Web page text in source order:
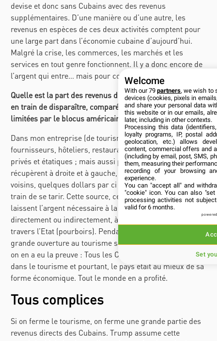
devise et donc sans Cubains avec des revenus
supplémentaires. D’une manière ou d’une autre, les
revenus en espèces de ces deux activités comptent pour
une large part dans l’économie cubaine d’aujourd’hui.
Malgré la crise, les commerces, les marchés et les
services en tout genre fonctionnent. Il y a donc encore de
l’argent qui entre… mais pour combien de temps ?
Quelle est la part des revenus directs du tourisme qui est
en train de disparaître, comparée à celle desremesas
limitées par le blocus américain ?
Dans mon entreprise (de tourisme) ou celles de mes
fournisseurs, hôteliers, restaurateurs et transporteurs,
privés et étatiques ; mais aussi pour tous ses Cubains qui
récupèrent à droite et à gauche, de leur famille, de leurs
voisins, quelques dollars par ci par là, la source est en
train de se tarir. Cette source, ce sont les visiteurs. Ils
laissent l’argent nécessaire à la vie des cubains,
directement ou indirectement, à travers les privés et à
travers l’Etat (pourboirs). Pendant les deux années de
grande ouverture au tourisme sous la présidence Obama,
on en a eu la preuve : Tous les Cubains ne travaillent pas
dans le tourisme et pourtant, le pays était au mieux de sa
forme économique. Tout le monde en a profité.
Tous complices
Si on ferme le tourisme, on ferme une grande partie des
revenus directs des Cubains. Trump assume cette
Welcome
With our 79partners, we wish to
devices (cookies, pixels in
and share your personal data
this website or in our emails,
later, including in other contexts.
Processing this data
loyalty programs, IP, postal
geolocation, etc.) allows
content, commercial offers and
(including by email, post, SMS,
them, measuring their
recording of your browsing
experience.
You can "accept all" and
"cookie" icon. You can also
processing activities not
valid for 6 months.
Set